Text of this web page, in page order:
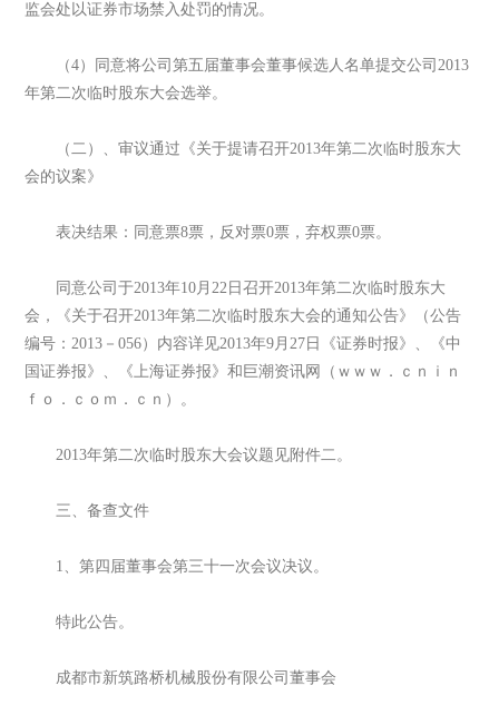
监会处以证券市场禁入处罚的情况。
（4）同意将公司第五届董事会董事候选人名单提交公司2013
年第二次临时股东大会选举。
（二）、审议通过《关于提请召开2013年第二次临时股东大
会的议案》
表决结果：同意票8票，反对票0票，弃权票0票。
同意公司于2013年10月22日召开2013年第二次临时股东大
会，《关于召开2013年第二次临时股东大会的通知公告》（公告
编号：2013－056）内容详见2013年9月27日《证券时报》、《中
国证券报》、《上海证券报》和巨潮资讯网（ｗｗｗ．ｃｎｉｎ
ｆｏ．ｃｏｍ．ｃｎ）。
2013年第二次临时股东大会议题见附件二。
三、备查文件
1、第四届董事会第三十一次会议决议。
特此公告。
成都市新筑路桥机械股份有限公司董事会